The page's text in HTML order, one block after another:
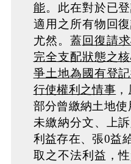
能。此在對於已
適用之所有物回
尤然。蓋回復請
完全支配狀態之
爭土地為國有登
行使權利之情事
部分曾繳納土地
未繳納分文、上
利益存在、張0益
取之不法利益，